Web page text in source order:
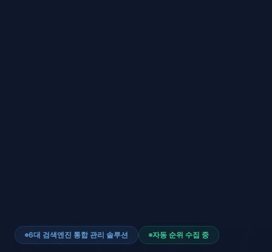
6대 검색엔진 통합 관리 솔루션 자동 순위 수집 중